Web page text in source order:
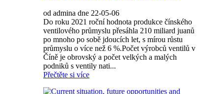
od admina dne 22-05-06
Do roku 2021 roční hodnota produkce čínského
ventilového průmyslu přesáhla 210 miliard juanů
po mnoho po sobě jdoucích let, s mírou růstu
průmyslu o více než 6 %.Počet výrobců ventilů v
Číně je obrovský a počet velkých a malých
podniků s ventily nati...
Přečtěte si více